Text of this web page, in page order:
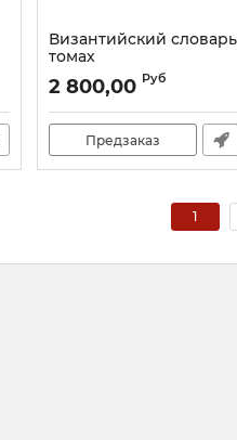
Византийский
томах
Артикул: 15302
2 800,00 Руб
Предзаказ
1